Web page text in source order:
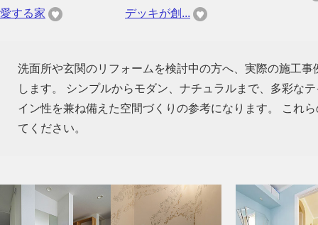
愛する家
デッキが創...
洗面所や玄関のリフォームを検討中の方へ、実際の施工
します。 シンプルからモダン、ナチュラルまで、多彩な
イン性を兼ね備えた空間づくりの参考になります。 これ
てください。